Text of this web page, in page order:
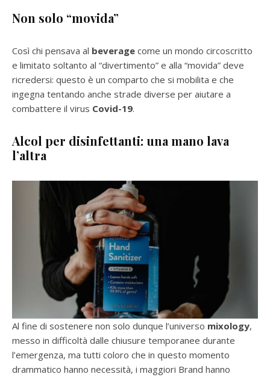
Non solo “movida”
Così chi pensava al beverage come un mondo circoscritto
e limitato soltanto al “divertimento” e alla “movida” deve
ricredersi: questo è un comparto che si mobilita e che
ingegna tentando anche strade diverse per aiutare a
combattere il virus Covid-19.
Alcol per disinfettanti: una mano lava
l’altra
Al fine di sostenere non solo dunque l’universo mixology,
messo in difficoltà dalle chiusure temporanee durante
l’emergenza, ma tutti coloro che in questo momento
drammatico hanno necessità, i maggiori Brand hanno